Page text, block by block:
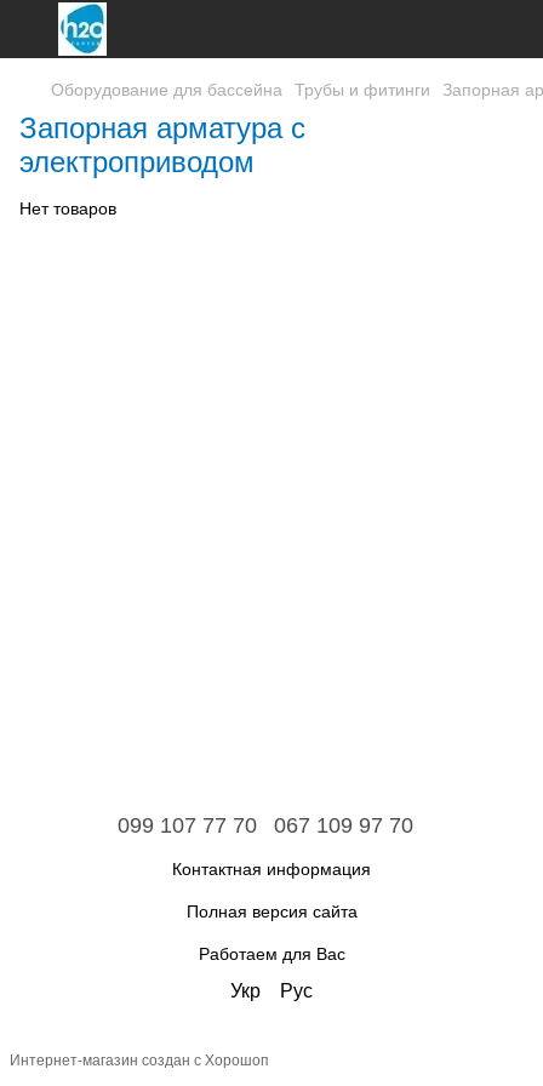
Оборудование для бассейна Трубы и фитинги Запорная
Запорная арматура с
электроприводом
Нет товаров
099 107 77 70 067 109 97 70
Контактная информация
Полная версия сайта
Работаем для Вас
Укр Рус
Интернет-магазин создан с Хорошоп